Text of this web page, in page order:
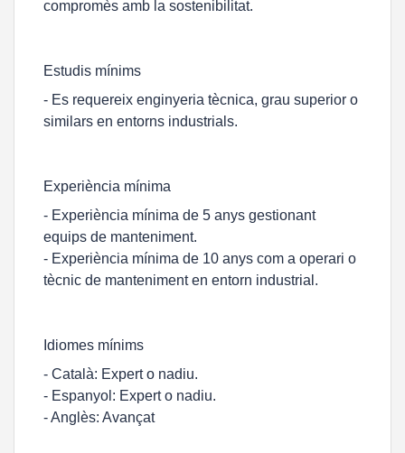
compromès amb la sostenibilitat.
Estudis mínims
- Es requereix enginyeria tècnica, grau superior o
similars en entorns industrials.
Experiència mínima
- Experiència mínima de 5 anys gestionant
equips de manteniment.
- Experiència mínima de 10 anys com a operari o
tècnic de manteniment en entorn industrial.
Idiomes mínims
- Català: Expert o nadiu.
- Espanyol: Expert o nadiu.
- Anglès: Avançat